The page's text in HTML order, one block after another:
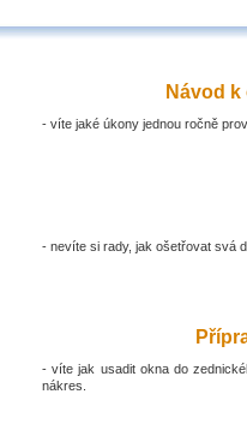
Návod
- víte jaké úkony jednou ročně
- nevíte si rady, jak ošetřovat svá
- víte jak usadit okna do
nákres.